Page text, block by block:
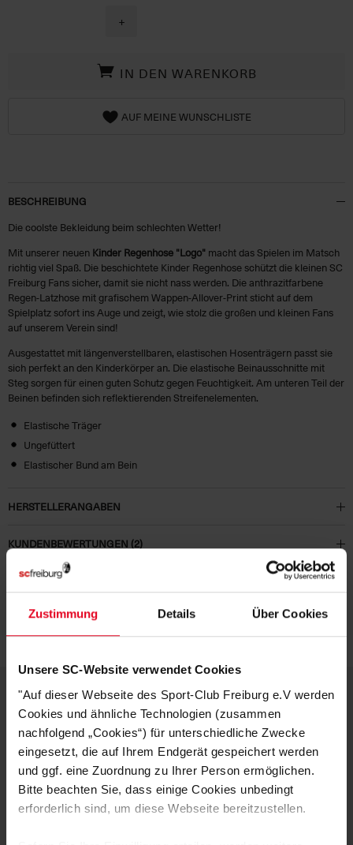
Zustimmung Details Über Cookies
Unsere SC-Website verwendet Cookies
"Auf dieser Webseite des Sport-Club Freiburg e.V werden
Cookies und ähnliche Technologien (zusammen
nachfolgend „Cookies“) für unterschiedliche Zwecke
eingesetzt, die auf Ihrem Endgerät gespeichert werden
und ggf. eine Zuordnung zu Ihrer Person ermöglichen.
Bitte beachten Sie, dass einige Cookies unbedingt
erforderlich sind, um diese Webseite bereitzustellen.
+
IN DEN WARENKORB
AUF MEINE WUNSCHLISTE
BESCHREIBUNG
Die coolste Bekleidung beim schlechten Wetter!
Mit unserer neuen Kinder Regenhose "Logo" macht das Spielen im Matsch
richtig viel Spaß. Die beschichtete Kinder Regenhose schützt die kleinen SC
Freiburg Fans sicher, damit sie nicht nass werden. Die anthrazitfarbene
Regen-Latzhose mit grafischem Wappen-Allover-Print sticht auf dem
Spielplatz sofort ins Auge und zeigt, wie stolz die großen und kleinen Fans
auf unserem Verein sind!
Ausgestattet mit längenverstellbaren, elastischen Hosenträgern passt sie
sich perfekt an den Kinderkörper an. Die elastische Beinausschnitte mit
Steg sorgen für einen guten Schutz gegen Feuchtigkeit. Am unteren Teil der
Beinen befinden sich reflektierenden Streifenelementen.
Elastische Träger
Ungefüttert
Elastischer Bund am Bein
HERSTELLERANGABEN
KUNDENBEWERTUNGEN (2)
Logistiknummer: EM000903-001
DEINE VORTEILE IN UNSEREM
SHOP